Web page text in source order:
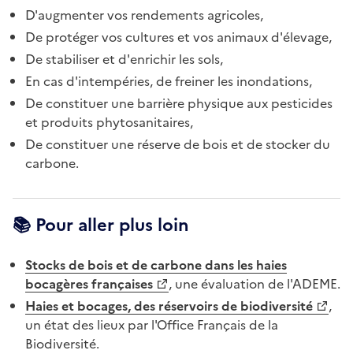
D'augmenter vos rendements agricoles,
De protéger vos cultures et vos animaux d'élevage,
De stabiliser et d'enrichir les sols,
En cas d'intempéries, de freiner les inondations,
De constituer une barrière physique aux pesticides
et produits phytosanitaires,
De constituer une réserve de bois et de stocker du
carbone.
📚 Pour aller plus loin
Stocks de bois et de carbone dans les haies
bocagères françaises
, une évaluation de l'ADEME.
Haies et bocages, des réservoirs de biodiversité
,
un état des lieux par l'Office Français de la
Biodiversité.